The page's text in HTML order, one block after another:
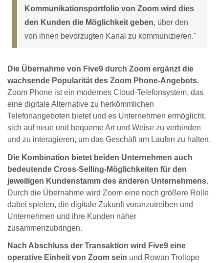
Kommunikationsportfolio von Zoom wird dies
den Kunden die Möglichkeit geben, über den
von ihnen bevorzugten Kanal zu kommunizieren."
Die Übernahme von Five9 durch Zoom ergänzt die
wachsende Popularität des Zoom Phone-Angebots.
Zoom Phone ist ein modernes Cloud-Telefonsystem, das
eine digitale Alternative zu herkömmlichen
Telefonangeboten bietet und es Unternehmen ermöglicht,
sich auf neue und bequeme Art und Weise zu verbinden
und zu interagieren, um das Geschäft am Laufen zu halten.
Die Kombination bietet beiden Unternehmen auch
bedeutende Cross-Selling-Möglichkeiten für den
jeweiligen Kundenstamm des anderen Unternehmens.
Durch die Übernahme wird Zoom eine noch größere Rolle
dabei spielen, die digitale Zukunft voranzutreiben und
Unternehmen und ihre Kunden näher
zusammenzubringen.
Nach Abschluss der Transaktion wird Five9 eine
operative Einheit von Zoom sein und Rowan Trollope